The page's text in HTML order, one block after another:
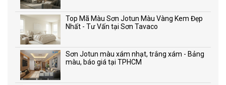
Top Mã Màu Sơn Jotun Màu Vàng Kem Đẹp
Nhất - Tư Vấn tại Sơn Tavaco
Sơn Jotun màu xám nhạt, trắng xám - Bảng
màu, báo giá tại TPHCM